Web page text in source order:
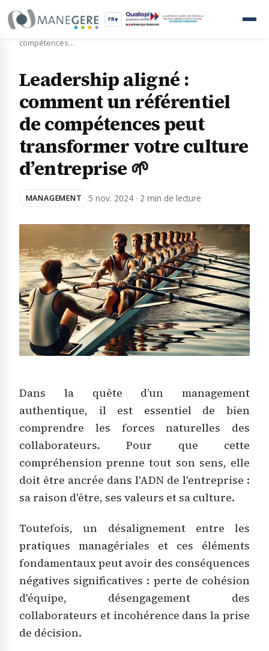
FR▾
Accueil
Leadership aligné : comment un référentiel de
compétences…
Leadership aligné :
comment un référentiel
de compétences peut
transformer votre culture
d’entreprise 🌱
MANAGEMENT 5 nov. 2024 · 2 min de lecture
Dans la quête d’un management
authentique, il est essentiel de bien
comprendre les forces naturelles des
collaborateurs. Pour que cette
compréhension prenne tout son sens, elle
doit être ancrée dans l'ADN de l'entreprise :
sa raison d'être, ses valeurs et sa culture.
Toutefois, un désalignement entre les
pratiques managériales et ces éléments
fondamentaux peut avoir des conséquences
négatives significatives : perte de cohésion
d'équipe, désengagement des
collaborateurs et incohérence dans la prise
de décision.